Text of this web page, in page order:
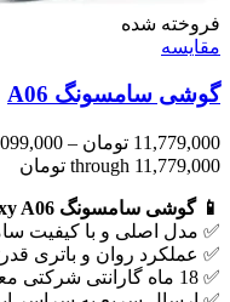
فروخته شده
مقايسه
گوشی سامسونگ A06
11,779,000 تومان –
through 11,779,000 تومان
📱 گوشی سامسونگ Galaxy A06
✅ مدل اصلی و با کیفیت
✅ عملکرد روان و باتری
✅ 18 ماه گارانتی شرکتی معتبر | قیمت مناسب